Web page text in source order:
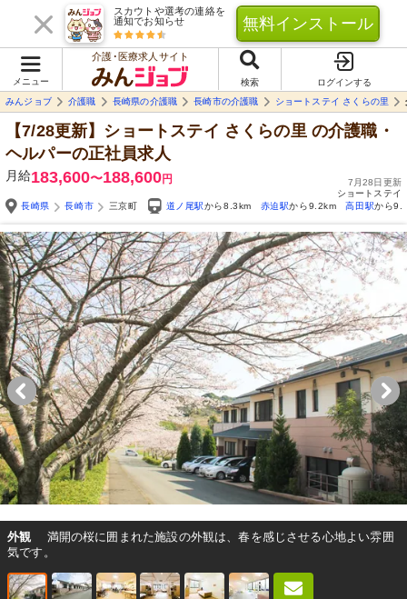
スカウトや選考の連絡を
通知でお知らせ
無料インストール
メニュー
介護･医療求人サイト
検索
ログインする
みんジョブ
介護職 長崎県の介護職 長崎市の介護職 ショートステイ さくらの里
【7/28更新】ショートステイ さくらの里 の介護職・
ヘルパーの正社員求人
月給183,600〜188,600円
7月28日更新
ショートステイ
長崎県
長崎市 三京町 道ノ尾駅から8.3km 赤迫駅から9.2km 高田駅から
外観
満開の桜に囲まれた施設の外観は、春を感じさせる心地よい雰囲
気です。